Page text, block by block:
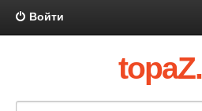
Войти